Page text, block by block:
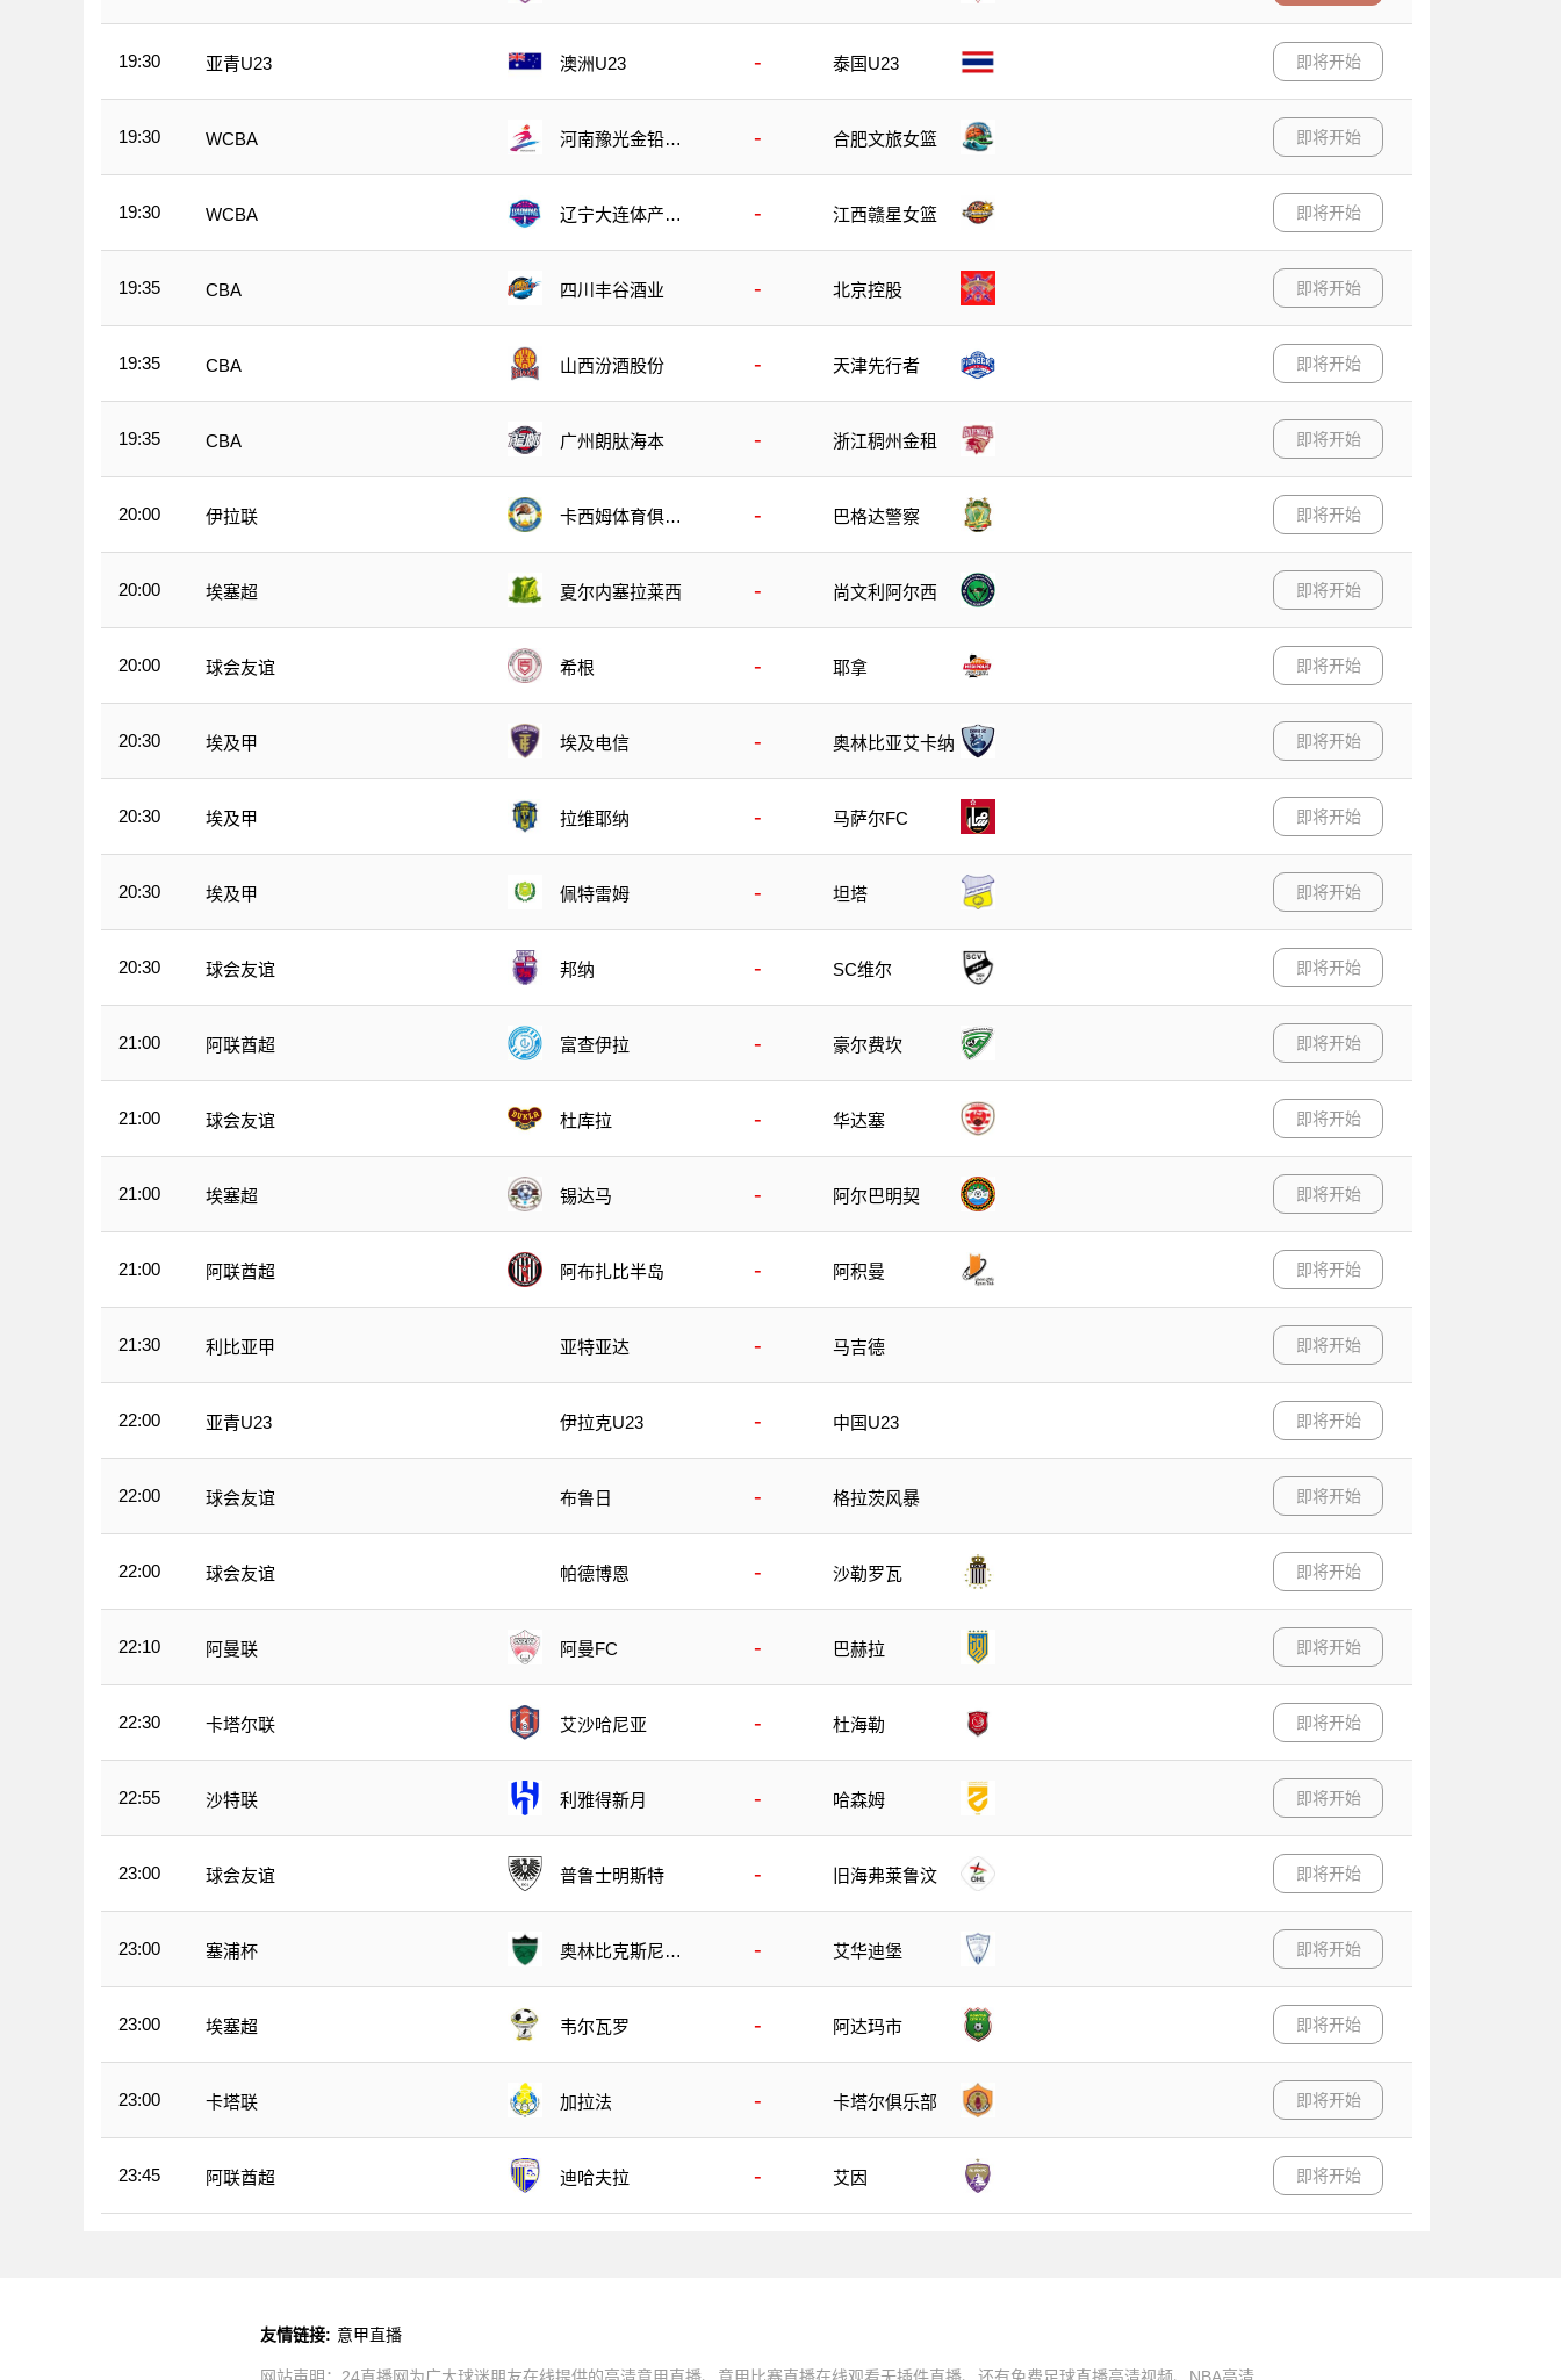
19:30 亚青U23 澳洲U23 - 泰国U23 即将开始
19:30 WCBA
河南豫光金铅女
- 合肥文旅女篮 即将开始
19:30 WCBA
辽宁大连体产女
- 江西赣星女篮 即将开始
19:35 CBA 四川丰谷酒业 - 北京控股 即将开始
19:35 CBA 山西汾酒股份 - 天津先行者 即将开始
19:35 CBA 广州朗肽海本 - 浙江稠州金租 即将开始
20:00 伊拉联
卡西姆体育俱乐
- 巴格达警察 即将开始
20:00 埃塞超 夏尔内塞拉莱西 - 尚文利阿尔西 即将开始
20:00 球会友谊 希根 - 耶拿 即将开始
20:30 埃及甲 埃及电信 - 奥林比亚艾卡纳 即将开始
20:30 埃及甲 拉维耶纳 - 马萨尔FC 即将开始
20:30 埃及甲 佩特雷姆 - 坦塔 即将开始
20:30 球会友谊 邦纳 - SC维尔 即将开始
21:00 阿联酋超 富查伊拉 - 豪尔费坎 即将开始
21:00 球会友谊 杜库拉 - 华达塞 即将开始
21:00 埃塞超 锡达马 - 阿尔巴明契 即将开始
21:00 阿联酋超 阿布扎比半岛 - 阿积曼 即将开始
21:30 利比亚甲 亚特亚达 - 马吉德 即将开始
22:00 亚青U23 伊拉克U23 - 中国U23 即将开始
22:00 球会友谊 布鲁日 - 格拉茨风暴 即将开始
22:00 球会友谊 帕德博恩 - 沙勒罗瓦 即将开始
22:10 阿曼联 阿曼FC - 巴赫拉 即将开始
22:30 卡塔尔联 艾沙哈尼亚 - 杜海勒 即将开始
22:55 沙特联 利雅得新月 - 哈森姆 即将开始
23:00 球会友谊 普鲁士明斯特 - 旧海弗莱鲁汶 即将开始
23:00 塞浦杯
奥林比克斯尼克
- 艾华迪堡 即将开始
23:00 埃塞超 韦尔瓦罗 - 阿达玛市 即将开始
23:00 卡塔联 加拉法 - 卡塔尔俱乐部 即将开始
23:45 阿联酋超 迪哈夫拉 - 艾因 即将开始
友情链接: 意甲直播
网站声明：24直播网为广大球迷朋友在线提供的高清意甲直播、意甲比赛直播在线观看无插件直播、还有免费足球直播高清视频、NBA高清